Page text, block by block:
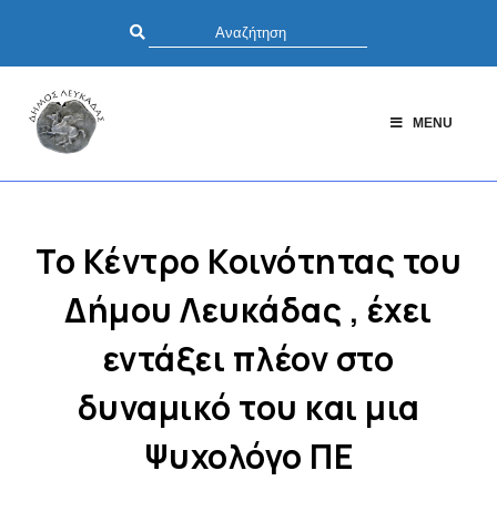
MENU
Το Κέντρο Κοινότητας του
Δήμου Λευκάδας , έχει
εντάξει πλέον στο
δυναμικό του και μια
Ψυχολόγο ΠΕ